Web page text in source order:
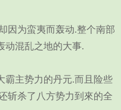
为蛮夷而轰动.整个南部
动混乱之地的大事.
主势力的丹元.而且险些
斩杀了八方势力到來的全